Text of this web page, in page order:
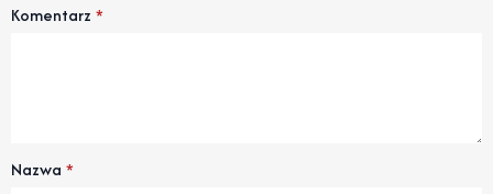
Komentarz *
Nazwa *